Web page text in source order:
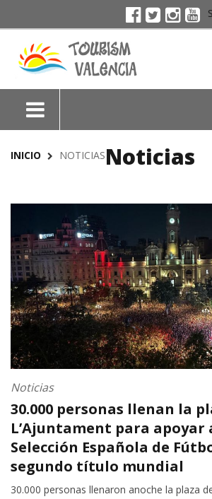
Noticias
INICIO NOTICIAS
Noticias
30.000 personas llenan la
L’Ajuntament para apoyar
Selección Española de
segundo título mundial
30.000 personas llenaron anoche la plaza